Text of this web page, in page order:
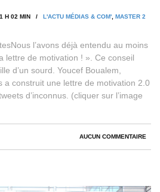
H 02 MIN / L'ACTU MÉDIAS & COM' MASTER 2
l’avons déjà entendu au moins
lettre de motivation ! ». Ce conseil
d’un sourd. Youcef Boualem,
a construit une lettre de motivation 2.0
d’inconnus. (cliquer sur l’image
AUCUN COMMENTAIRE